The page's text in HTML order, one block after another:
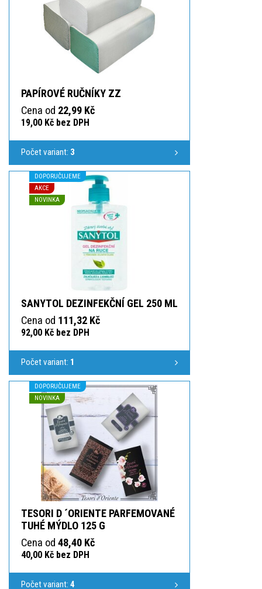
PAPÍROVÉ RUČNÍKY ZZ
Cena od 22,99 Kč
19,00 Kč bez DPH
Počet variant: 3
DOPORUČUJEME
AKCE
NOVINKA
SANYTOL DEZINFEKČNÍ GEL 250 ML
Cena od 111,32 Kč
92,00 Kč bez DPH
Počet variant: 1
DOPORUČUJEME
NOVINKA
TESORI D ´ORIENTE PARFEMOVANÉ
TUHÉ MÝDLO 125 G
Cena od 48,40 Kč
40,00 Kč bez DPH
Počet variant: 4